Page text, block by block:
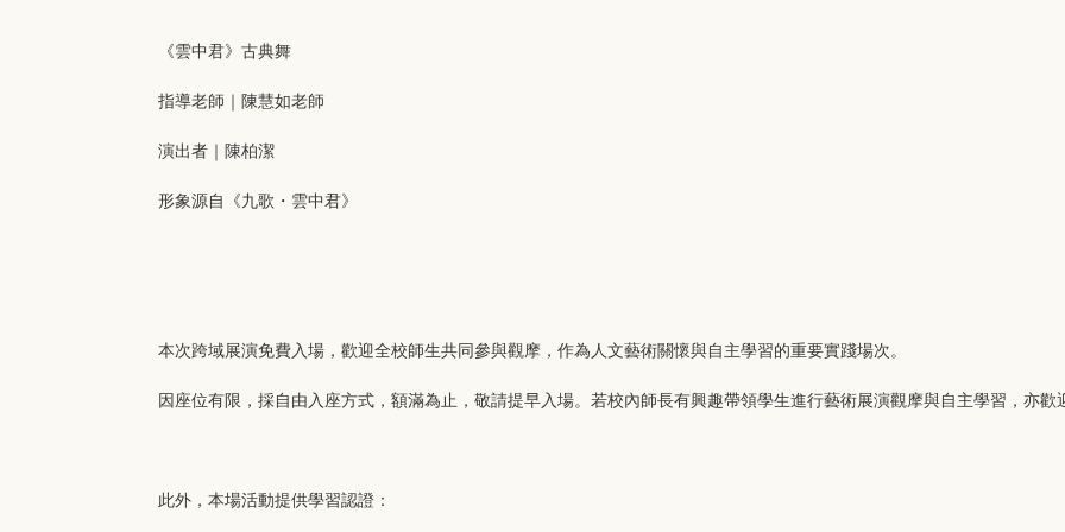
《雲中君》古典舞
指導老師｜陳慧如老師
演出者｜陳柏潔
形象源自《九歌・雲中君》
本次跨域展演免費入場，歡迎全校師生共同參與觀摩，作為人文藝術關懷與自主學習的重要實踐場次。
因座位有限，採自由入座方式，額滿為止，敬請提早入場。若校內師長有興趣帶領學生進行藝術展演觀摩與自主學習，亦歡
此外，本場活動提供學習認證：